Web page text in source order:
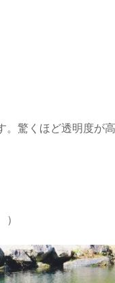
驚くほど透明度が